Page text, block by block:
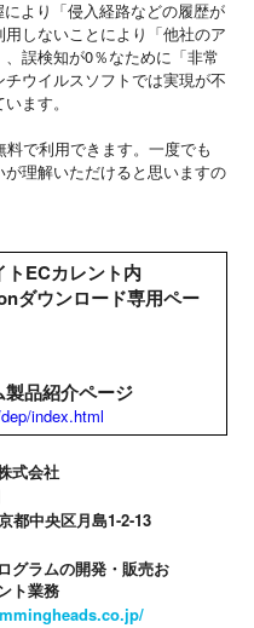
より「侵入経路などの履歴が
しないことにより「他社のア
誤検知が0％なために「非常
ウイルスソフトでは実現が不
ます。
で利用できます。一度でも
理解いただけると思いますの
トECカレント内
ダウンロード専用ペー
品紹介ページ
index.html
式会社
都中央区月島1-2-13
グラムの開発・販売お
ト業務